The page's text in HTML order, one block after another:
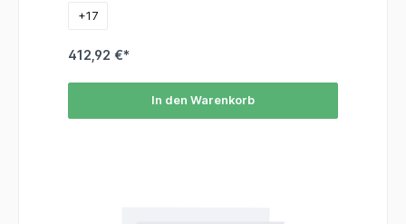
+17
412,92 €*
In den Warenkorb